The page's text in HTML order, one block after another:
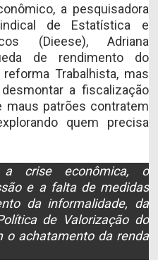
a pesquisadora
de Estatística e
(Dieese), Adriana
de rendimento do
Trabalhista, mas
a fiscalização
maus patrões contratem
quem precisa
a crise econômica, o
e a falta de medidas
da informalidade, da
de Valorização do
o achatamento da renda